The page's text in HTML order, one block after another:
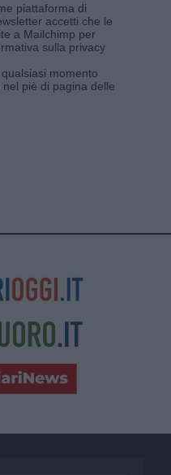
piattaforma di
accetti che le
a Mailchimp per
sulla privacy
momento
piè di pagina delle